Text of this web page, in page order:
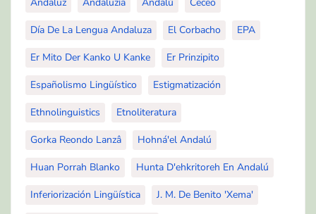
Día De La Lengua Andaluza El Corbacho EPA
Er Mito Der Kanko U Kanke Er Prinzipito
Españolismo Lingüístico Estigmatización
Ethnolinguistics Etnoliteratura
Gorka Reondo Lanzâ Hohná'el Andalú
Huan Porrah Blanko Hunta D'ehkritoreh En Andalú
Inferiorización Lingüística J. M. De Benito 'Xema'